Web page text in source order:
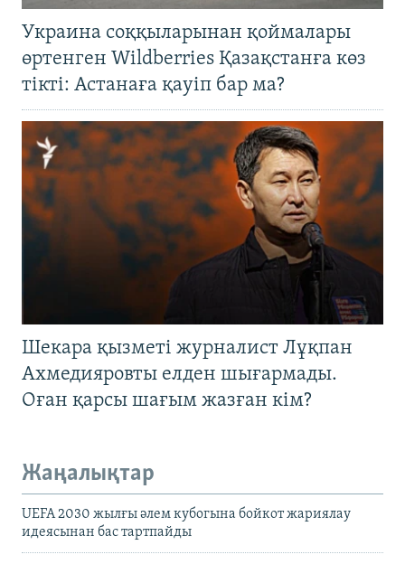
Украина соққыларынан қоймалары
өртенген Wildberries Қазақстанға көз
тікті: Астанаға қауіп бар ма?
Шекара қызметі журналист Лұқпан
Ахмедияровты елден шығармады.
Оған қарсы шағым жазған кім?
Жаңалықтар
UEFA 2030 жылғы әлем кубогына бойкот жариялау
идеясынан бас тартпайды